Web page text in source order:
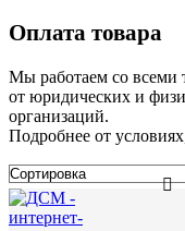
Оплата товара
Мы работаем со всеми
от юридических и
организаций.
Подробнее от